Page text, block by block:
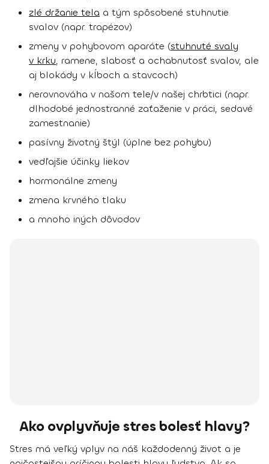
zlé držanie tela a tým spôsobené stuhnutie
svalov (napr. trapézov)
zmeny v pohybovom aparáte (stuhnuté svaly
v krku, ramene, slabosť a ochabnutosť svalov, ale
aj blokády v kĺboch a stavcoch)
nerovnováha v našom tele/v našej chrbtici (napr.
dlhodobé jednostranné zaťaženie v práci, sedavé
zamestnanie)
pasívny životný štýl (úplne bez pohybu)
vedľajšie účinky liekov
hormonálne zmeny
zmena krvného tlaku
a mnoho iných dôvodov
Ako ovplyvňuje stres bolesť hlavy?
Stres má veľký vplyv na náš každodenný život a je